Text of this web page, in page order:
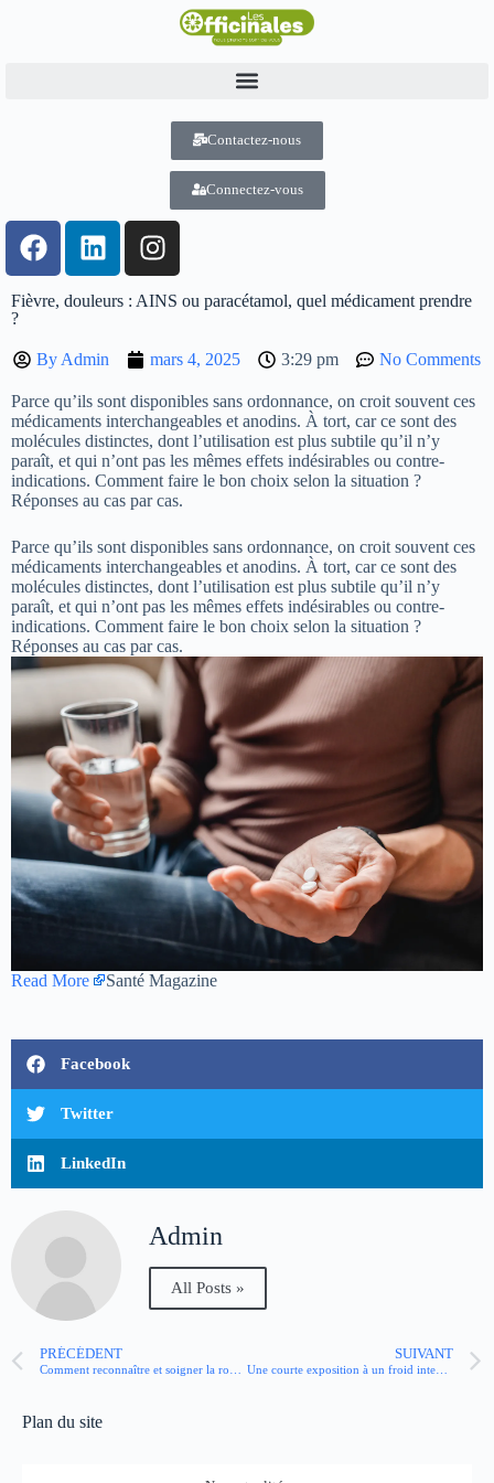
Contactez-nous
Connectez-vous
Fièvre, douleurs : AINS ou paracétamol, quel médicament prendre
?
By Admin mars 4, 2025 3:29 pm No Comments
Parce qu’ils sont disponibles sans ordonnance, on croit souvent ces
médicaments interchangeables et anodins. À tort, car ce sont des
molécules distinctes, dont l’utilisation est plus subtile qu’il n’y
paraît, et qui n’ont pas les mêmes effets indésirables ou contre-
indications. Comment faire le bon choix selon la situation ?
Réponses au cas par cas.
Parce qu’ils sont disponibles sans ordonnance, on croit souvent ces
médicaments interchangeables et anodins. À tort, car ce sont des
molécules distinctes, dont l’utilisation est plus subtile qu’il n’y
paraît, et qui n’ont pas les mêmes effets indésirables ou contre-
indications. Comment faire le bon choix selon la situation ?
Réponses au cas par cas.
Read More Santé Magazine
Facebook
Twitter
LinkedIn
Admin
All Posts »
PRÉCÉDENT SUIVANT
Une courte exposition à un froid intense améliorerait le sommeil
Plan du site